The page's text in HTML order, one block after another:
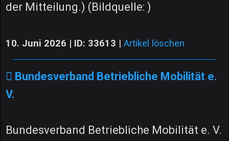
der Mitteilung.) (Bildquelle: )
10. Juni 2026 | ID: 33613 | Artikel löschen
Bundesverband Betriebliche Mobilität e.
V.
Bundesverband Betriebliche Mobilität e. V.